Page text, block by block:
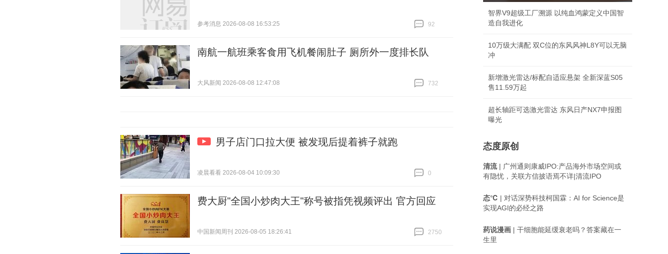
参考消息 2026-08-08 16:53:25
92
南航一航班乘客食用飞机餐闹肚子 厕所外一度排长队
大风新闻 2026-08-08 12:47:08
732
男子店门口拉大便 被发现后提着裤子就跑
凌晨看看 2026-08-04 10:09:30
0
费大厨"全国小炒肉大王"称号被指凭视频评出 官方回应
中国新闻周刊 2026-08-05 18:26:41
2750
智界V9超级工厂溯源 以纯血鸿蒙定义中国智
造自我进化
10万级大满配 双C位的东风风神L8Y可以无脑
冲
新增激光雷达/标配自适应悬架 全新深蓝S05
售11.59万起
超长轴距可选激光雷达 东风日产NX7申报图
曝光
态度原创
清流| 广州通则康威IPO:产品海外市场空间或
有隐忧，关联方信披语焉不详|清流IPO
态℃ | 对话深势科技柯国霖：AI for Science是
实现AGI的必经之路
药说漫画 | 干细胞能延缓衰老吗？答案藏在一
生里